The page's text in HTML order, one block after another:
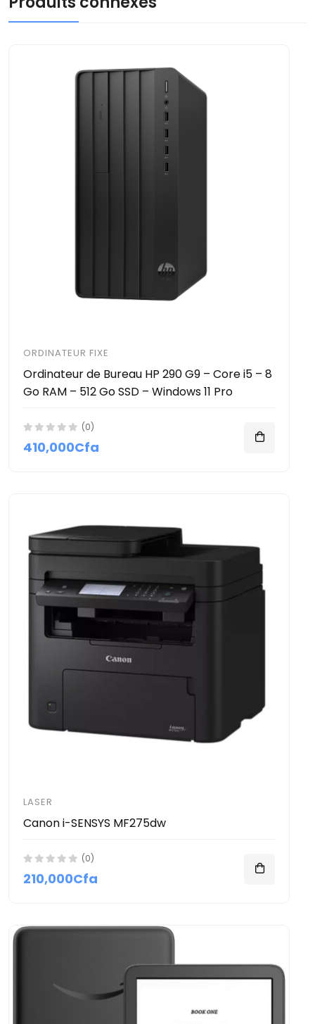
ORDINATEUR FIXE
Ordinateur de Bureau HP 290 G9 – Core i5 – 8
Go RAM – 512 Go SSD – Windows 11 Pro
(0)
410,000Cfa
LASER
Canon i-SENSYS MF275dw
(0)
210,000Cfa